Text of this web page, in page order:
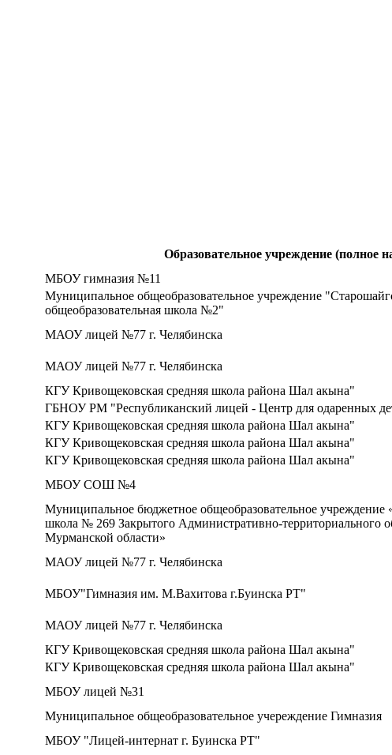
Образовательное учреждение (полное
МБОУ гимназия №11
Муниципальное общеобразовательное учреждение
общеобразовательная школа №2"
МАОУ лицей №77 г. Челябинска
МАОУ лицей №77 г. Челябинска
КГУ Кривощековская средняя школа района Шал акына"
ГБНОУ РМ "Республиканский лицей - Центр для одаренных
КГУ Кривощековская средняя школа района Шал акына"
КГУ Кривощековская средняя школа района Шал акына"
КГУ Кривощековская средняя школа района Шал акына"
МБОУ СОШ №4
Муниципальное бюджетное общеобразовательное учреждение
школа № 269 Закрытого Административно-территориального
Мурманской области»
МАОУ лицей №77 г. Челябинска
МБОУ"Гимназия им. М.Вахитова г.Буинска РТ"
МАОУ лицей №77 г. Челябинска
КГУ Кривощековская средняя школа района Шал акына"
КГУ Кривощековская средняя школа района Шал акына"
МБОУ лицей №31
Муниципальное общеобразовательное учереждение Гимназия
МБОУ "Лицей-интернат г. Буинска РТ"